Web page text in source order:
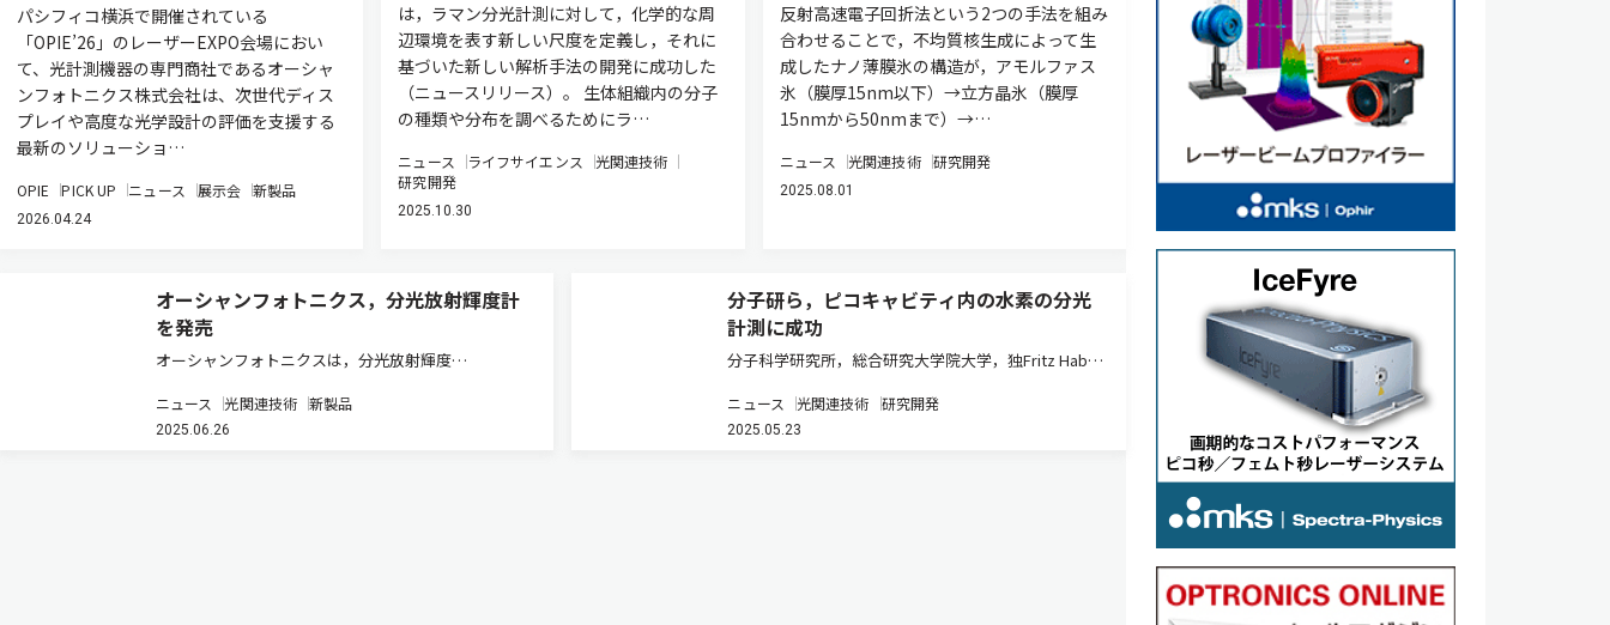
パシフィコ横浜で開催されている
「OPIE’26」のレーザーEXPO会場におい
て、光計測機器の専門商社であるオーシャ
ンフォトニクス株式会社は、次世代ディス
プレイや高度な光学設計の評価を支援する
最新のソリューショ…
OPIE PICK UP ニュース 展示会 新製品
2026.04.24
は，ラマン分光計測に対して，化学的な周
辺環境を表す新しい尺度を定義し，それに
基づいた新しい解析手法の開発に成功した
（ニュースリリース）。 生体組織内の分子
の種類や分布を調べるためにラ…
ニュース ライフサイエンス
光関連技術
研究開発
2025.10.30
反射高速電子回折法という2つの手法を組み
合わせることで，不均質核生成によって生
成したナノ薄膜氷の構造が，アモルファス
氷（膜厚15nm以下）→立方晶氷（膜厚
15nmから50nmまで）→…
ニュース 光関連技術 研究開発
2025.08.01
オーシャンフォトニクス，分光放射輝度計
を発売
オーシャンフォトニクスは，分光放射輝度
光測定システムである分光放射輝度計「ILT970-
VNIR/ILT570-VISシリーズ」を発売すると発表した（製
ニュース 光関連技術 新製品
2025.06.26
分子研ら，ピコキャビティ内の水素の分光
計測に成功
分子科学研究所，総合研究大学院大学，独Fritz Haber
Institute for Structure and Dyn…
ニュース 光関連技術 研究開発
2025.05.23